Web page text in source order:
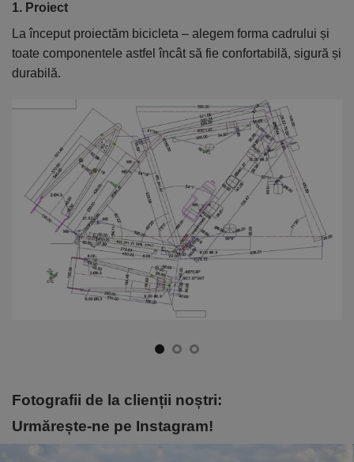
1. Proiect
La început proiectăm bicicleta – alegem forma cadrului și
toate componentele astfel încât să fie confortabilă, sigură și
durabilă.
Fotografii de la clienții noștri:
Urmărește-ne pe Instagram!